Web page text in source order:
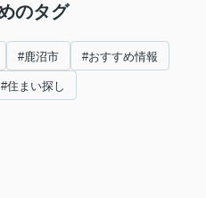
のタグ
#鹿沼市 #おすすめ情報
#住まい探し